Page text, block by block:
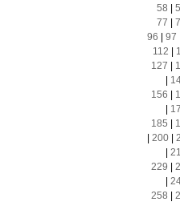
58
77
96
97
112
127
156
185
200|
229
258